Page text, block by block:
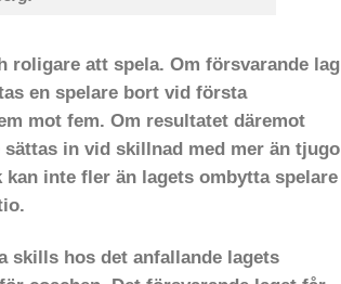
roligare att spela. Om försvarande lag
en spelare bort vid första
mot fem. Om resultatet däremot
in vid skillnad med mer än tjugo
inte fler än lagets ombytta spelare
skills hos det anfallande lagets